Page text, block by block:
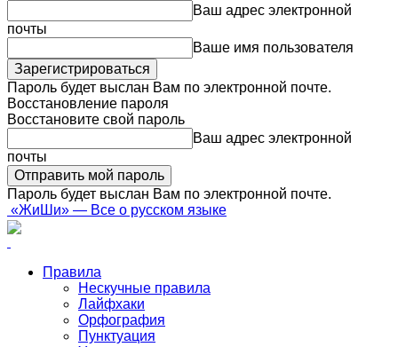
Ваш адрес электронной
почты
Ваше имя пользователя
Пароль будет выслан Вам по электронной почте.
Восстановление пароля
Восстановите свой пароль
Ваш адрес электронной
почты
Пароль будет выслан Вам по электронной почте.
«ЖиШи» — Все о русском языке
Правила
Нескучные правила
Лайфхаки
Орфография
Пунктуация